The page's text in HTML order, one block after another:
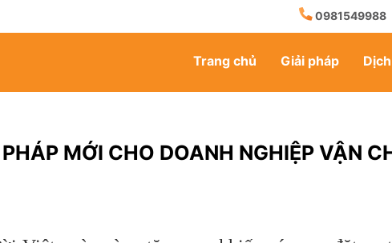
0981549988
Trang chủ Giải pháp
MỚI CHO DOANH NGHIỆP VẬN